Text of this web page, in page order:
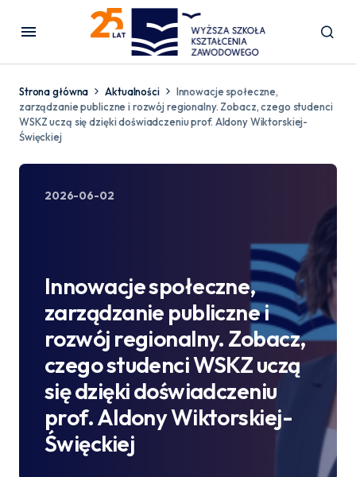
Strona główna Aktualności
Innowacje społeczne,
zarządzanie publiczne i rozwój regionalny. Zobacz, czego studenci
WSKZ uczą się dzięki doświadczeniu prof. Aldony Wiktorskiej-
Święckiej
2026-06-02
Innowacje społeczne,
zarządzanie publiczne i
rozwój regionalny. Zobacz,
czego studenci WSKZ uczą
się dzięki doświadczeniu
prof. Aldony Wiktorskiej-
Święckiej